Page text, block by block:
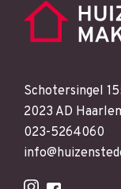
Schotersingel
2023 AD
023-5264060